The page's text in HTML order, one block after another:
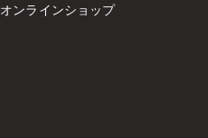
オンラインショップ